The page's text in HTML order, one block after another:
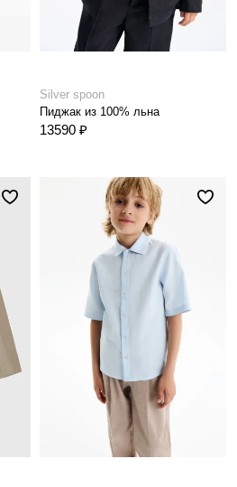
Silver spoon
Пиджак из 100% льна
13590 ₽